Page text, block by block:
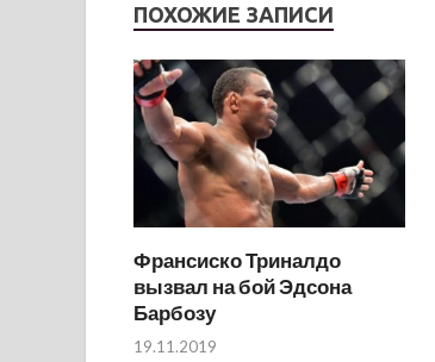
ПОХОЖИЕ ЗАПИСИ
Франсиско Триналдо
вызвал на бой Эдсона
Барбозу
19.11.2019